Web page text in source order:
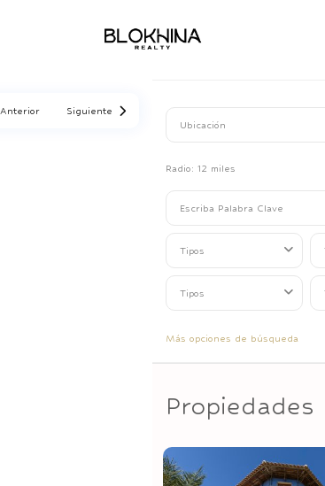
Anterior Siguiente
Radio: 12 miles
Tipos
Tipos
Más opciones de búsqueda